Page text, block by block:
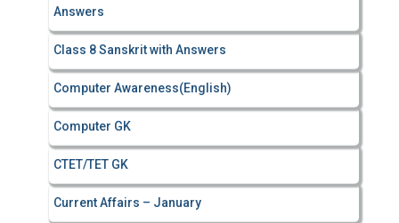
Answers
Class 8 Sanskrit with Answers
Computer Awareness(English)
Computer GK
CTET/TET GK
Current Affairs – January